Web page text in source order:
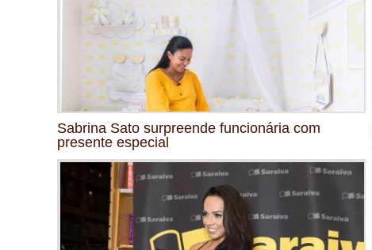
Sabrina Sato surpreende funcionária com
presente especial